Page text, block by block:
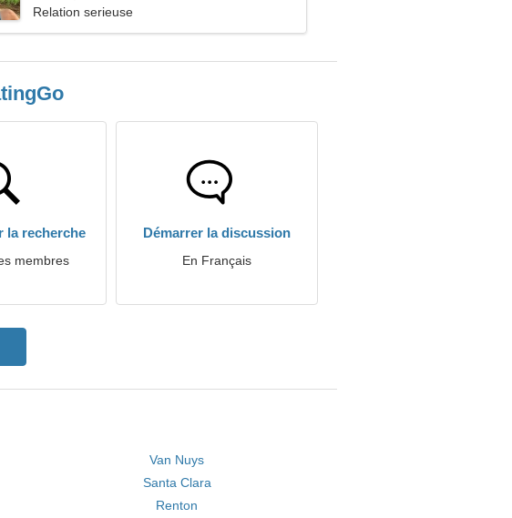
Relation serieuse
la recherche
membres
Démarrer la discussion
En Français
Van Nuys
Santa Clara
Renton